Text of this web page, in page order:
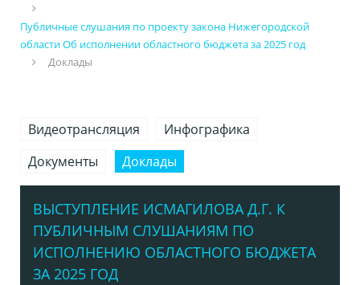
Публичные слушания по проекту закона Нижегородской
области Об исполнении областного бюджета за 2025 год
Доклады
Видеотрансляция
Инфографика
Документы
Доклады
ВЫСТУПЛЕНИЕ ИСМАГИЛОВА Д.Г. К
ПУБЛИЧНЫМ СЛУШАНИЯМ ПО
ИСПОЛНЕНИЮ ОБЛАСТНОГО БЮДЖЕТА
ЗА 2025 ГОД